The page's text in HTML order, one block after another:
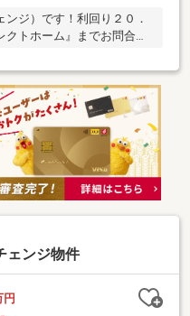
ジ）です！利回り２０．
トホーム』までお問合せ
ンジ物件
円